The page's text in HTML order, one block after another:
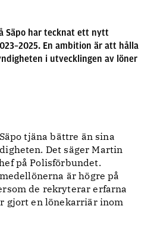
Säpo har tecknat ett nytt
En ambition är att hålla
i utvecklingen av löner
tjäna bättre än sina
Det säger Martin
på Polisförbundet.
är högre på
de rekryterar erfarna
gjort en lönekarriär inom